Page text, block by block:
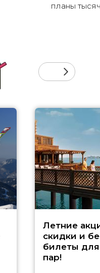
планы
Летние
скидки и
билеты
пар!